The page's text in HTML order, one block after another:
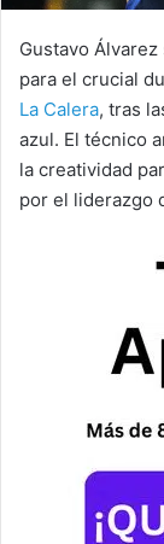
Gustavo
para el crucial
La Calera, tras
azul. El técnico
la creatividad
por el liderazgo